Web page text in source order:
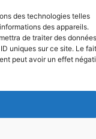
des technologies telles
des appareils.
de traiter des données
uniques sur ce site. Le fait
peut avoir un effet